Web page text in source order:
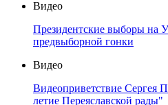
Видео
Президентские выборы на
предвыборной гонки
Видео
Видеоприветствие Сергея
летие Переяславской рады"